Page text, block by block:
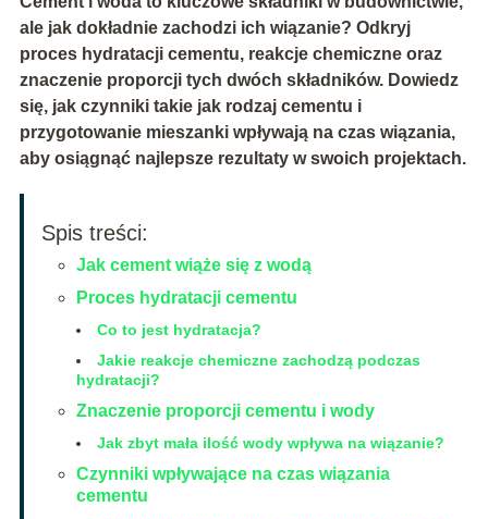
ale jak dokładnie zachodzi ich wiązanie? Odkryj
proces hydratacji cementu, reakcje chemiczne oraz
znaczenie proporcji tych dwóch składników. Dowiedz
się, jak czynniki takie jak rodzaj cementu i
przygotowanie mieszanki wpływają na czas wiązania,
aby osiągnąć najlepsze rezultaty w swoich projektach.
Spis treści:
Jak cement wiąże się z wodą
Proces hydratacji cementu
Co to jest hydratacja?
Jakie reakcje chemiczne zachodzą podczas
hydratacji?
Znaczenie proporcji cementu i wody
Jak zbyt mała ilość wody wpływa na wiązanie?
Czynniki wpływające na czas wiązania
cementu